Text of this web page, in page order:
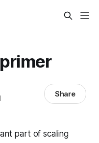
Share
part of scaling